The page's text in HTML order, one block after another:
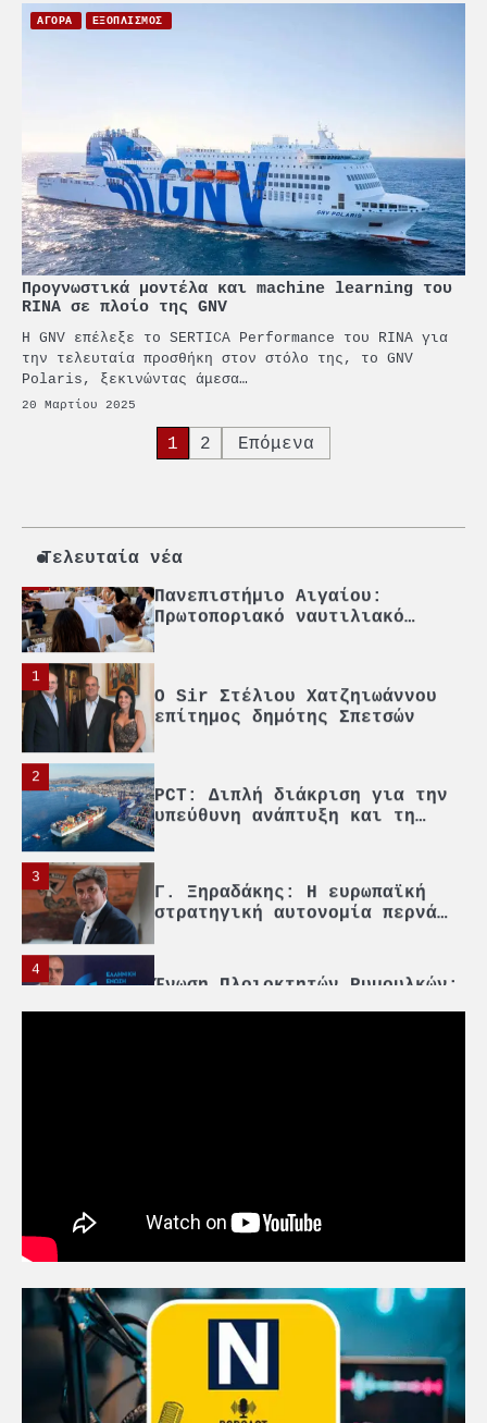
ΑΓΟΡΑ ΕΞΟΠΛΙΣΜΟΣ
Προγνωστικά μοντέλα και machine learning του
RINA σε πλοίο της GNV
Η GNV επέλεξε το SERTICA Performance του RINA για
την τελευταία προσθήκη στον στόλο της, το GNV
Polaris, ξεκινώντας άμεσα…
20 Μαρτίου 2025
Σελιδοποίηση
1 2 Επόμενα
Τελευταία νέα
Ένωση Πλοιοκτητών Ρυμουλκών:
«Η ασφάλεια δεν μπορεί να
Πρωτοποριακό ναυτιλιακό
strategic debate
1
O Sir Στέλιου Χατζηιωάννου
επίτημος δημότης Σπετσών
2
PCT: Διπλή διάκριση για την
υπεύθυνη ανάπτυξη και τη
βιώσιμη επιχειρηματικότητα
3
στρατηγική αυτονομία περνά
μέσα από τη ναυτιλία
πολιτικών συμβιβασμών»
Πανεπιστήμιο Αιγαίου:
Πρωτοποριακό ναυτιλιακό
1
O Sir Στέλιου Χατζηιωάννου
επίτημος δημότης Σπετσών
2
PCT: Διπλή διάκριση για την
υπεύθυνη ανάπτυξη και τη
3
Γ. Ξηραδάκης: Η ευρωπαϊκή
στρατηγική αυτονομία περνά
4
Ένωση Πλοιοκτητών Ρυμουλκών: